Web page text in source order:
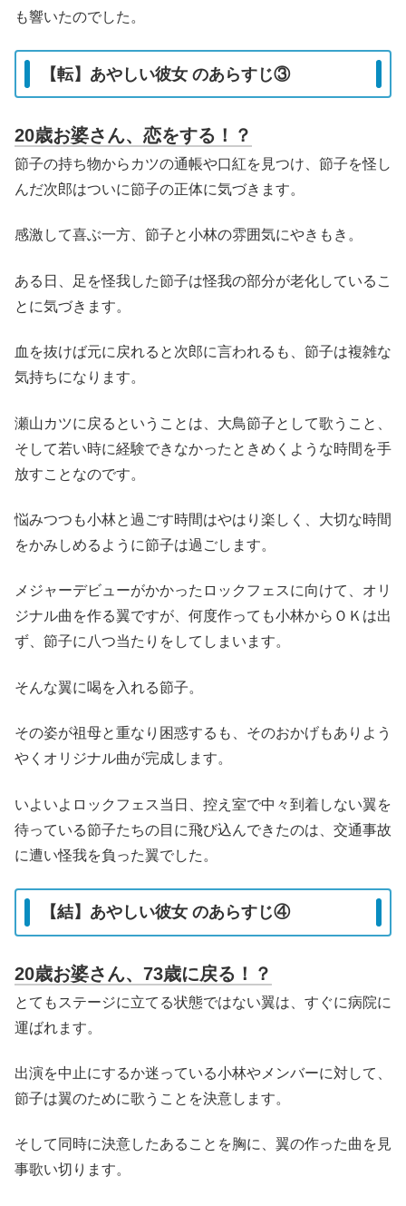
も響いたのでした。
【転】あやしい彼女 のあらすじ③
20歳お婆さん、恋をする！？
節子の持ち物からカツの通帳や口紅を見つけ、節子を怪し
んだ次郎はついに節子の正体に気づきます。
感激して喜ぶ一方、節子と小林の雰囲気にやきもき。
ある日、足を怪我した節子は怪我の部分が老化しているこ
とに気づきます。
血を抜けば元に戻れると次郎に言われるも、節子は複雑な
気持ちになります。
瀬山カツに戻るということは、大鳥節子として歌うこと、
そして若い時に経験できなかったときめくような時間を手
放すことなのです。
悩みつつも小林と過ごす時間はやはり楽しく、大切な時間
をかみしめるように節子は過ごします。
メジャーデビューがかかったロックフェスに向けて、オリ
ジナル曲を作る翼ですが、何度作っても小林からＯＫは出
ず、節子に八つ当たりをしてしまいます。
そんな翼に喝を入れる節子。
その姿が祖母と重なり困惑するも、そのおかげもありよう
やくオリジナル曲が完成します。
いよいよロックフェス当日、控え室で中々到着しない翼を
待っている節子たちの目に飛び込んできたのは、交通事故
に遭い怪我を負った翼でした。
【結】あやしい彼女 のあらすじ④
20歳お婆さん、73歳に戻る！？
とてもステージに立てる状態ではない翼は、すぐに病院に
運ばれます。
出演を中止にするか迷っている小林やメンバーに対して、
節子は翼のために歌うことを決意します。
そして同時に決意したあることを胸に、翼の作った曲を見
事歌い切ります。